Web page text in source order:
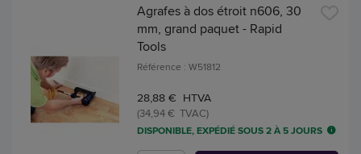
Agrafes à dos étroit n606, 30
mm, grand paquet - Rapid
Tools
Référence : W51812
28,88 € HTVA
(34,94 € TVAC)
DISPONIBLE, EXPÉDIÉ SOUS 2 À 5 JOURS